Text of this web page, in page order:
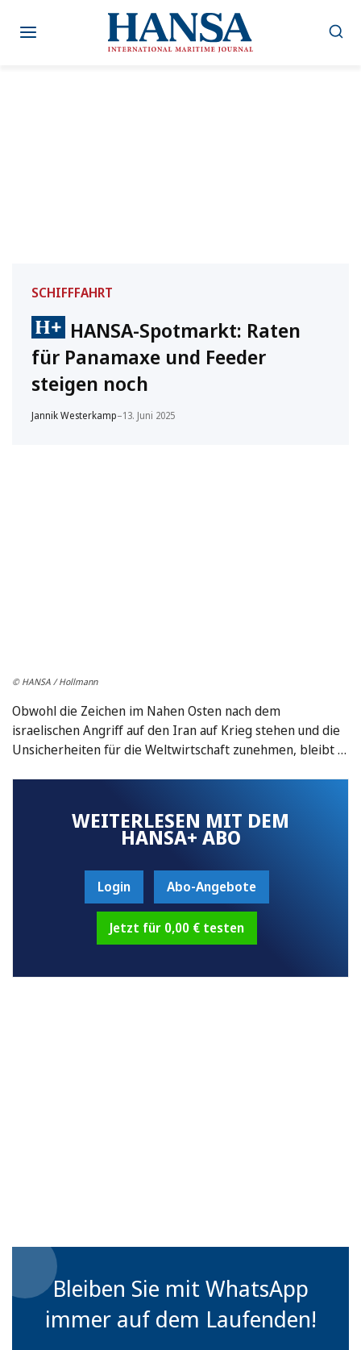
Inhalt
SCHIFFFAHRT
HANSA-Spotmarkt: Raten
für Panamaxe und Feeder
steigen noch
Jannik Westerkamp–13. Juni 2025
© HANSA / Hollmann
Obwohl die Zeichen im Nahen Osten nach dem
israelischen Angriff auf den Iran auf Krieg stehen und die
Unsicherheiten für die Weltwirtschaft zunehmen, bleibt …
WEITERLESEN MIT DEM
HANSA+ ABO
Login Abo-Angebote
Jetzt für 0,00 € testen
Bleiben Sie mit WhatsApp
immer auf dem Laufenden!